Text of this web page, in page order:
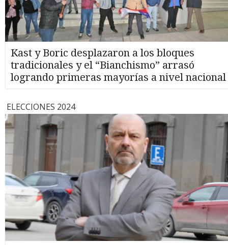
Kast y Boric desplazaron a los bloques
tradicionales y el “Bianchismo” arrasó
logrando primeras mayorías a nivel nacional
ELECCIONES 2024